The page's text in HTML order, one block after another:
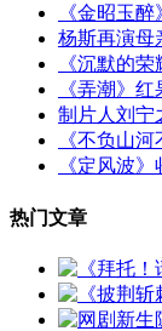
《金昭玉
杨斯再演母
《沉默的
《弄潮》
制片人刘宁
《不负山
《定风波
热门文章